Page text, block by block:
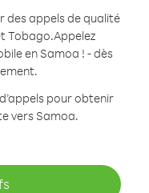
des appels de qualité
Tobago.Appelez
en Samoa ! - dès
pour obtenir
vers Samoa.